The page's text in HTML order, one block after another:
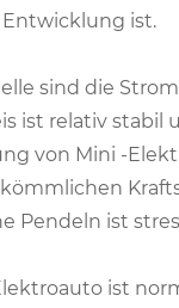
ist.
sind die
ist relativ
von Mini -
Pendeln ist
ist